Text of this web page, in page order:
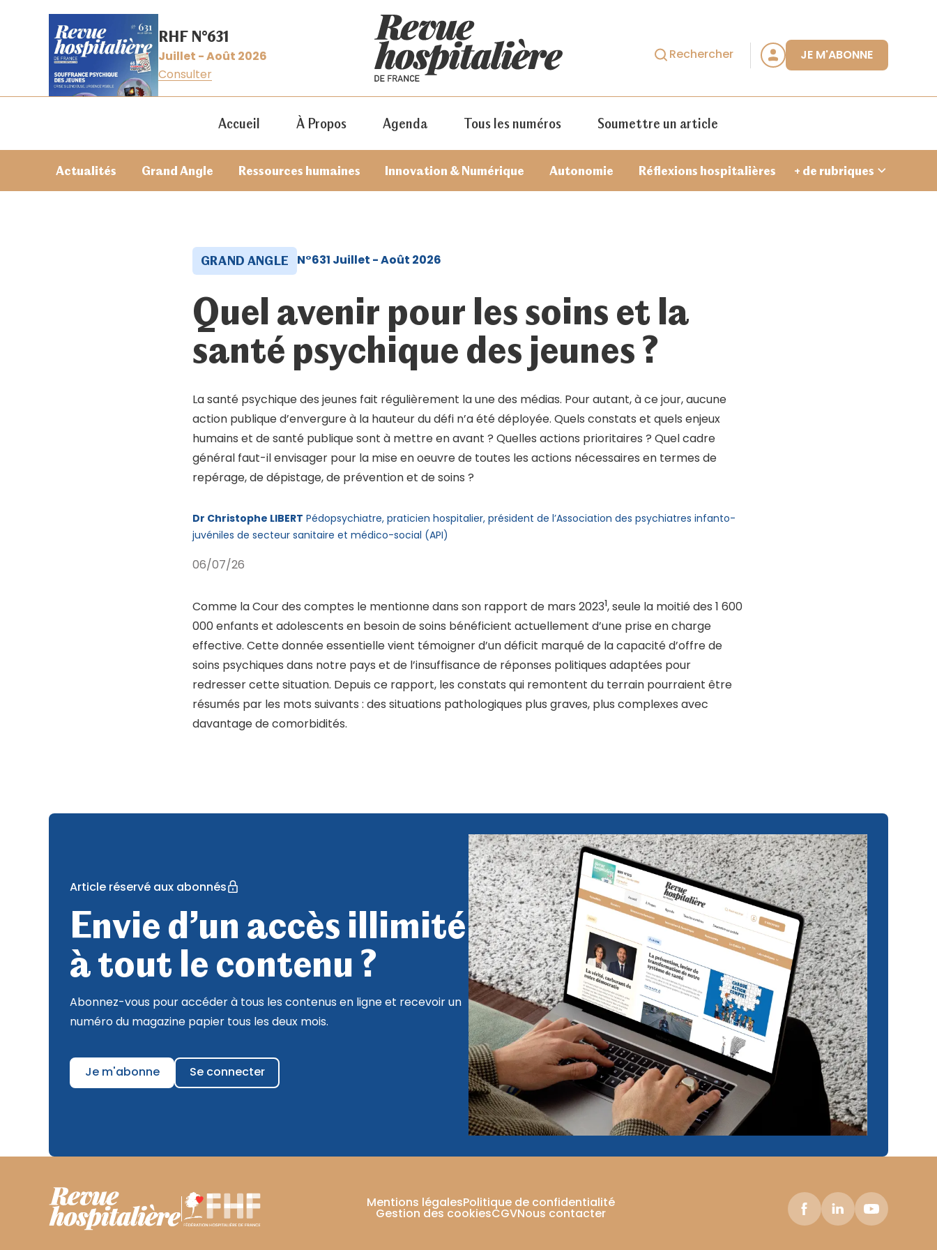
RHF N°631
Juillet - Août 2026
Consulter
Rechercher JE M'ABONNE
Accueil À Propos Agenda Tous les numéros Soumettre un article
Actualités Grand Angle Ressources humaines Innovation & Numérique Autonomie Réflexions hospitalières + de rubriques
Mot de passe oublié ?
GRAND ANGLE N°631 Juillet - Août 2026
Quel avenir pour les soins et la
santé psychique des jeunes ?
La santé psychique des jeunes fait régulièrement la une des médias. Pour autant, à ce jour, aucune
action publique d’envergure à la hauteur du défi n’a été déployée. Quels constats et quels enjeux
humains et de santé publique sont à mettre en avant ? Quelles actions prioritaires ? Quel cadre
général faut-il envisager pour la mise en oeuvre de toutes les actions nécessaires en termes de
repérage, de dépistage, de prévention et de soins ?
Dr Christophe LIBERT Pédopsychiatre, praticien hospitalier, président de l’Association des psychiatres infanto-
juvéniles de secteur sanitaire et médico-social (API)
06/07/26
Comme la Cour des comptes le mentionne dans son rapport de mars 20231, seule la moitié des 1 600
000 enfants et adolescents en besoin de soins bénéficient actuellement d’une prise en charge
effective. Cette donnée essentielle vient témoigner d’un déficit marqué de la capacité d’offre de
soins psychiques dans notre pays et de l’insuffisance de réponses politiques adaptées pour
redresser cette situation. Depuis ce rapport, les constats qui remontent du terrain pourraient être
résumés par les mots suivants : des situations pathologiques plus graves, plus complexes avec
davantage de comorbidités.
Article réservé aux abonnés
Envie d’un accès illimité
à tout le contenu ?
Abonnez-vous pour accéder à tous les contenus en ligne et recevoir un
numéro du magazine papier tous les deux mois.
Je m'abonne Se connecter
Mentions légalesPolitique de confidentialité
Gestion des cookiesCGVNous contacter